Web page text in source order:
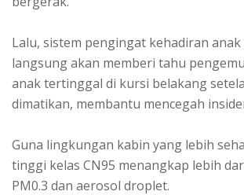
Lalu, sistem pengingat kehadiran
langsung akan memberi tahu
anak tertinggal di kursi belakang
dimatikan, membantu mencegah
Guna lingkungan kabin yang lebih
tinggi kelas CN95 menangkap lebih
PM0.3 dan aerosol droplet.